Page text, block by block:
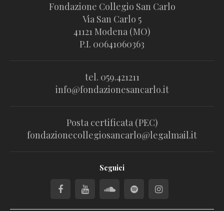
Fondazione Collegio San Carlo
Via San Carlo 5
41121 Modena (MO)
P.I. 00641060363
tel. 059.421211
info@fondazionesancarlo.it
Posta certificata (PEC)
fondazionecollegiosancarlo@legalmail.it
Seguici